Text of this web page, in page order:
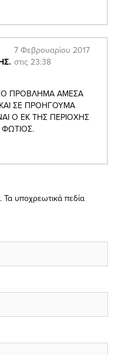
7 Φεβρουαρίου 2017
στις 23:38
ΠΡΟΒΛΗΜΑ ΑΜΕΣΑ
ΚΑΙ ΣΕ ΠΡΟΗΓΟΥΜΑ
Ο ΕΚ ΤΗΣ ΠΕΡΙΟΧΗΣ
Τα υποχρεωτικά πεδία